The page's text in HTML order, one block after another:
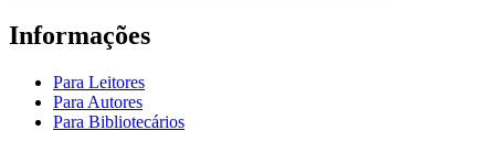
Informações
Para Leitores
Para Autores
Para Bibliotecários